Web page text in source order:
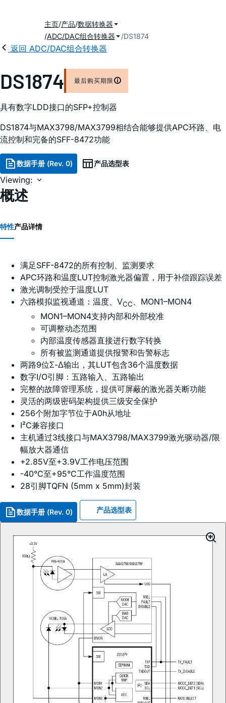
主页 产品 数据转换器
ADC/DAC组合转换器
DS1874
返回 ADC/DAC组合转换器
DS1874 最后购买期限
具有数字LDD接口的SFP+控制器
DS1874与MAX3798/MAX3799相结合能够提供APC环路、电
流控制和完备的SFF-8472功能
数据手册 (Rev. 0) 产品选型表
Viewing:
概述
特性产品详情
满足SFF-8472的所有控制、监测要求
APC环路和温度LUT控制激光器偏置，用于补偿跟踪误差
激光调制受控于温度LUT
六路模拟监视通道：温度、VCC、MON1–MON4
MON1–MON4支持内部和外部校准
可调整动态范围
内部温度传感器直接进行数字转换
所有被监测通道提供报警和告警标志
两路9位Σ-Δ输出，其LUT包含36个温度数据
数字I/O引脚：五路输入、五路输出
完整的故障管理系统，提供可屏蔽的激光器关断功能
灵活的两级密码架构提供三级安全保护
256个附加字节位于A0h从地址
I²C兼容接口
主机通过3线接口与MAX3798/MAX3799激光驱动器/限
幅放大器通信
+2.85V至+3.9V工作电压范围
-40°C至+95°C工作温度范围
28引脚TQFN (5mm x 5mm)封装
数据手册 (Rev. 0) 产品选型表